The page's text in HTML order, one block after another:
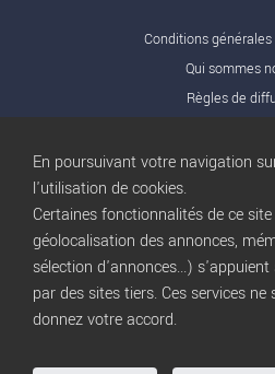
Conditions
Qui sommes
Règles de
Nos offres
Publicité
Conditions
Privacy
Blog
Gestion des
En poursuivant votre navigation
l'utilisation de cookies.
Certaines fonctionnalités de ce
géolocalisation des annonces,
sélection d'annonces...)
par des sites tiers. Ces services
donnez votre accord.